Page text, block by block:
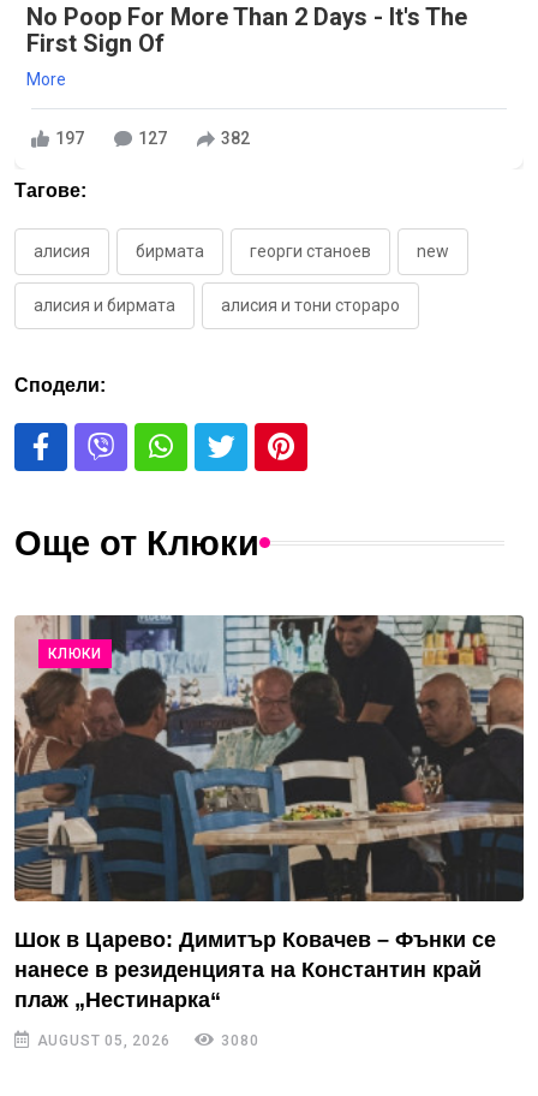
No Poop For More Than 2 Days - It's The
First Sign Of
More
197 127 382
Тагове:
алисия бирмата георги станоев new
алисия и бирмата алисия и тони стораро
Сподели:
Още от Клюки
КЛЮКИ
Шок в Царево: Димитър Ковачев – Фънки се
нанесе в резиденцията на Константин край
плаж „Нестинарка“
AUGUST 05, 2026 3080